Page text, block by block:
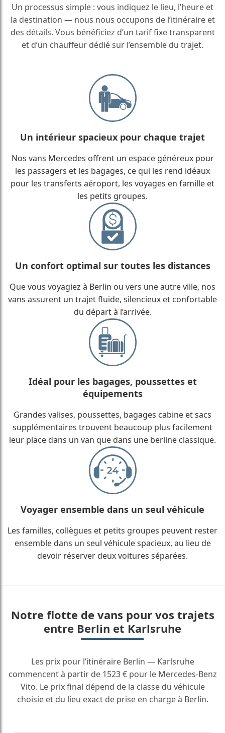
Un processus simple : vous indiquez le lieu, l’heure et
la destination — nous nous occupons de l’itinéraire et
des détails. Vous bénéficiez d’un tarif fixe transparent
et d’un chauffeur dédié sur l’ensemble du trajet.
Un intérieur spacieux pour chaque trajet
Nos vans Mercedes offrent un espace généreux pour
les passagers et les bagages, ce qui les rend idéaux
pour les transferts aéroport, les voyages en famille et
les petits groupes.
Un confort optimal sur toutes les distances
Que vous voyagiez à Berlin ou vers une autre ville, nos
vans assurent un trajet fluide, silencieux et confortable
du départ à l’arrivée.
Idéal pour les bagages, poussettes et
équipements
Grandes valises, poussettes, bagages cabine et sacs
supplémentaires trouvent beaucoup plus facilement
leur place dans un van que dans une berline classique.
Voyager ensemble dans un seul véhicule
Les familles, collègues et petits groupes peuvent rester
ensemble dans un seul véhicule spacieux, au lieu de
devoir réserver deux voitures séparées.
Notre flotte de vans pour vos trajets
entre Berlin et Karlsruhe
Les prix pour l’itinéraire Berlin — Karlsruhe
commencent à partir de 1523 € pour le Mercedes-Benz
Vito. Le prix final dépend de la classe du véhicule
choisie et du lieu exact de prise en charge à Berlin.